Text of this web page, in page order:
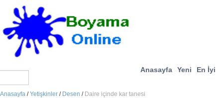
Anasayfa Yeni En İyi
Anasayfa /Yetişkinler / Desen / Daire içinde kar tanesi